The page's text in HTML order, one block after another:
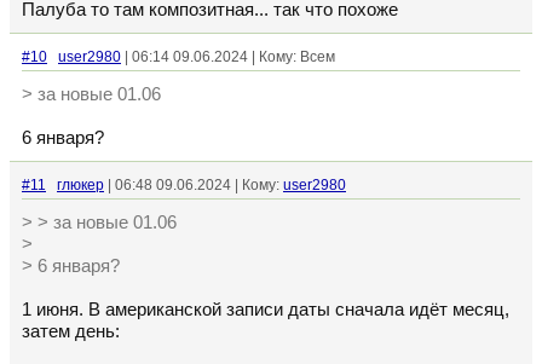
Палуба то там композитная... так что похоже
#10 user2980 | 06:14 09.06.2024 | Кому: Всем
> за новые 01.06
6 января?
#11 глюкер | 06:48 09.06.2024 | Кому: user2980
> > за новые 01.06
>
> 6 января?
1 июня. В американской записи даты сначала идёт месяц,
затем день: